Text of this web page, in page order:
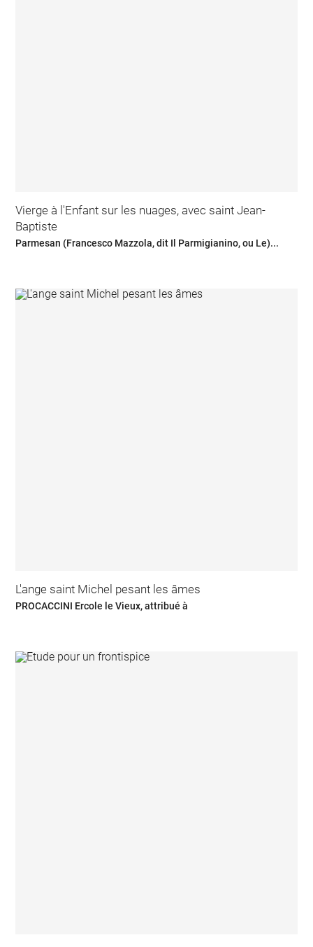
Vierge à l'Enfant sur les nuages, avec saint Jean-
Baptiste
Parmesan (Francesco Mazzola, dit Il Parmigianino, ou Le)...
L'ange saint Michel pesant les âmes
PROCACCINI Ercole le Vieux, attribué à